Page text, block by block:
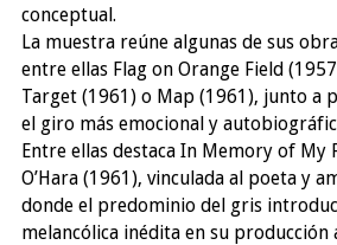
conceptual.
La muestra reúne algunas de sus
entre ellas Flag on Orange Field
Target (1961) o Map (1961), junto a
el giro más emocional y
Entre ellas destaca In Memory of My
O’Hara (1961), vinculada al poeta y
donde el predominio del gris
melancólica inédita en su producción